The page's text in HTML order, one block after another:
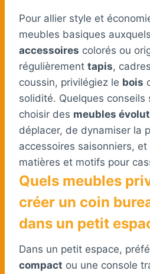
Pour allier style et
meubles basiques
accessoires colorés ou
régulièrement tapis,
coussin, privilégiez le bois
solidité. Quelques conseils
choisir des meubles
déplacer, de dynamiser la
accessoires saisonniers, et
matières et motifs pour
Quels meubles
créer un coin
dans un petit
Dans un petit espace,
compact ou une console